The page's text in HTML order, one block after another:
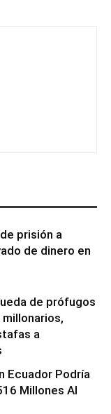
prisión a
de dinero en
de prófugos
a
Ecuador Podría
Millones Al